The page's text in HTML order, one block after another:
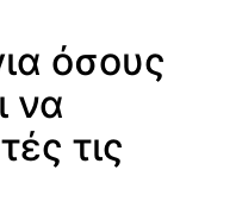
όσους
να
τις